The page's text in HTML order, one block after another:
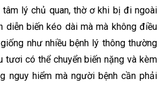
lý chủ quan, thờ ơ khi bị đi ngoài
diễn biến kéo dài mà mà không điều
như nhiều bệnh lý thông thường
tươi có thể chuyển biến nặng và kèm
nguy hiểm mà người bệnh cần phải